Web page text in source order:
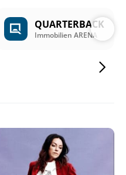
QUARTERBACK
Immobilien ARENA